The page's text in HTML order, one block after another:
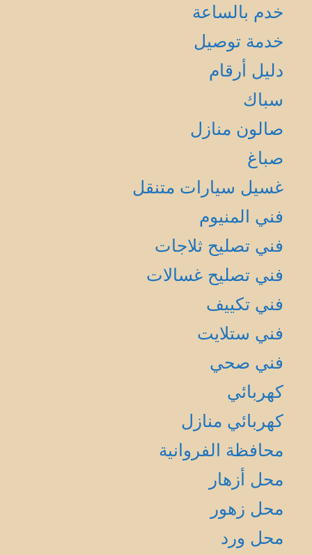
خدم بالساعة
خدمة توصيل
دليل أرقام
سباك
صالون منازل
صباغ
غسيل سيارات متنقل
فني المنيوم
فني تصليح ثلاجات
فني تصليح غسالات
فني تكييف
فني ستلايت
فني صحي
كهربائي
كهربائي منازل
محافظة الفروانية
محل أزهار
محل زهور
محل ورد